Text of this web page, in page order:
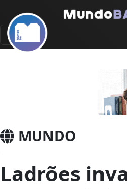
MUNDO
Ladrões